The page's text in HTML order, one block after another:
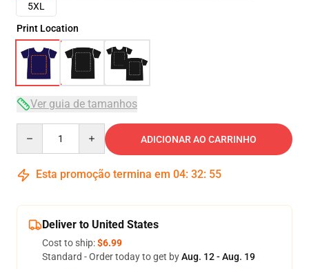
5XL
Print Location
Ver guia de tamanhos
ADICIONAR AO CARRINHO
Esta promoção termina em 04: 32: 54
Deliver to United States
Cost to ship:$6.99
Standard - Order today to get byAug. 12 - Aug. 19